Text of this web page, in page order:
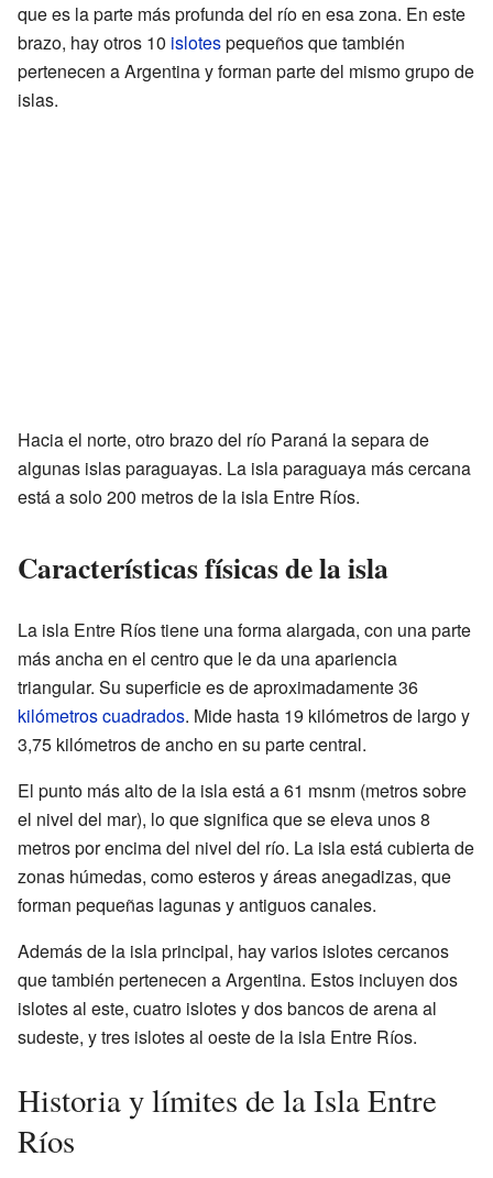
que es la parte más profunda del río en esa zona. En este
brazo, hay otros 10 islotespequeños que también
pertenecen a Argentina y forman parte del mismo grupo de
islas.
Hacia el norte, otro brazo del río Paraná la separa de
algunas islas paraguayas. La isla paraguaya más cercana
está a solo 200 metros de la isla Entre Ríos.
Características físicas de la isla
La isla Entre Ríos tiene una forma alargada, con una parte
más ancha en el centro que le da una apariencia
triangular. Su superficie es de aproximadamente 36
kilómetros cuadrados. Mide hasta 19 kilómetros de largo y
3,75 kilómetros de ancho en su parte central.
El punto más alto de la isla está a 61 msnm (metros sobre
el nivel del mar), lo que significa que se eleva unos 8
metros por encima del nivel del río. La isla está cubierta de
zonas húmedas, como esteros y áreas anegadizas, que
forman pequeñas lagunas y antiguos canales.
Además de la isla principal, hay varios islotes cercanos
que también pertenecen a Argentina. Estos incluyen dos
islotes al este, cuatro islotes y dos bancos de arena al
sudeste, y tres islotes al oeste de la isla Entre Ríos.
Historia y límites de la Isla Entre
Ríos